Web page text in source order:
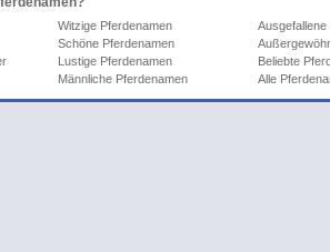
Witzige Pferdenamen
Schöne Pferdenamen
Lustige Pferdenamen
Beliebte
Männliche Pferdenamen Alle